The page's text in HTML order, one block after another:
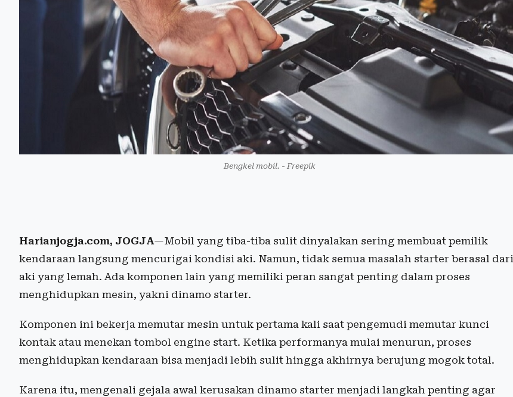
Bengkel mobil. - Freepik
Harianjogja.com, JOGJA—Mobil yang tiba-tiba sulit dinyalakan sering membuat pemilik
kendaraan langsung mencurigai kondisi aki. Namun, tidak semua masalah starter berasal dari
aki yang lemah. Ada komponen lain yang memiliki peran sangat penting dalam proses
menghidupkan mesin, yakni dinamo starter.
Komponen ini bekerja memutar mesin untuk pertama kali saat pengemudi memutar kunci
kontak atau menekan tombol engine start. Ketika performanya mulai menurun, proses
menghidupkan kendaraan bisa menjadi lebih sulit hingga akhirnya berujung mogok total.
Karena itu, mengenali gejala awal kerusakan dinamo starter menjadi langkah penting agar